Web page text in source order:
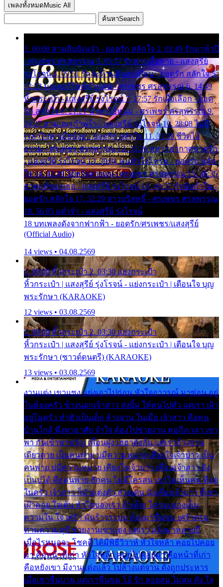
เพลงทั้งหมด Music All
ค้นหาSearch
1. 00:00 สามสิบยังแจ๋ว - ยอดรัก สลักใจ 2. 02:49 รักมาห้าปี
- ศรเพชร ศรสุพรรณ 3. 05:57 รักสาวเสื้อลาย - แสงสุรีย์
รุ่งโรจน์ 4. 09:51 รักสะท้านดินสะเทือน - ยอดรัก สลักใจ 5.
12:23 มอเตอร์ไซค์ทำหล่น - ศรเพชร ศรสุพรรณ 6. 14:49
หิ้วกระเป๋า - แสงสุรีย์ รุ่งโรจน์ 7. 17:57 รักเผื่อเลือก - ยอด
รัก สลักใจ 8. 21:21 น้ำตาไอ้หนุ่ม - ศรเพชร ศรสุพรรณ 9.
24:27 สามเณรกำพร้า - แสงสุรีย์ รุ่งโรจน์ 10. 28:08 ไม่มี
เวลาไปหาเมียน้อย - ยอดรัก สลักใจ 11. 31:29 ชีวิตไอ้
ธรรม - ศรเพชร ศรสุพรรณ 12. 35:26 ทหารอากาศขาดรัก
- แสงสุรีย์ รุ่งโรจน์ 13. 39:01 คนหัวใจโทรม - ยอดรัก สลัก
ใจ 14. 42:49 ไอ้หวังตายแน่ - ศรเพชร ศรสุพรรณ 15. 46:35
ธาตุแท้ของเธอ - แสงสุรีย์ รุ่งโรจน์ 16. 49:57 กำนันกำใน -
ยอดรัก สลักใจ 17. 52:29 สาวบริสุทธิ์ - ศรเพชร ศรสุพรรณ
18. 56:05 แต๋วจ๋า - แสงสุรีย์ รุ่งโรจน์
18 บทเพลงดังจากฟากฟ้า - ยอดรัก/ศรเพชร/แสงสุรีย์
(Official Audio)
14 views • 04.08.2569
1. 00:00 หิ้วกระเป๋า 2. 03:30 แย่งกระเป๋า
หิ้วกระเป๋า | แสงสุรีย์ รุ่งโรจน์ - แย่งกระเป๋า | เตือนใจ บุญ
พระรักษา (KARAOKE)
12 views • 03.08.2569
1. 00:00 หิ้วกระเป๋า 2. 03:30 แย่งกระเป๋า
หิ้วกระเป๋า | แสงสุรีย์ รุ่งโรจน์ - แย่งกระเป๋า | เตือนใจ บุญ
พระรักษา (ซาวด์ดนตรี) (KARAOKE)
13 views • 03.08.2569
งานแต่ง เขาแซง แย่งเอาไปก่อน หัวใจอาวรณ์ มาซ่อน อยู่
ในห้องครัว ข้างนอกเจ้าสาว ส่งยิ้ม ให้คนไปทั่ว แต่เรา เฝ้า
อยู่ในครัว ทำตัวเป็นเด็ก ล้างจาน ในเมื่อ เจ้าสาว คือคน
บ้านใกล้ พึ่งพาอาศัย จำใจ ต้องไปช่วยงาน พอถึงเวลา เขา
พา กันเข้าพาขวัญ เพื่อนฝูง เฮฮาดังลั่น แต่เราล้างจาน
เดียวดาย เป็นคนพ่าย บ่มีความหมาย เคียงใจเจ้าบ่าว เป็น
คนพ่าย บ่มีความหมาย เคียงใจเจ้าบ่าว เพื่อนเจ้าสาว ยัง
เป็นบ่ได้ คือคนพ่าย ฮักคน ไม่มีใครสน เขาไม่เห็นคน ที่อยู่
ในครัว เจ้าสาว ก็มัวแต่งตัว สวยเด่น นั่งเคียงเจ้าบ่าว ที่เขา
เฝ้าคอย ใจเต้น หัวใจของเรา ลำเค็ญ ใครจะมองเห็น
ความใน ใจ เศร้า มันร้าวระบม ต้องมาขื่นขม เศร้าตรม
ท่ามความสุขี ช่วยงานเขาแต่ง แต่เรา แล้งมาหลายปี
เมื่อไรหนอจะ โชคดี ได้มีพิธีวิวาห์ หัวใจหล้า คอยไปคอย
มา คือหน้าที่เก่า หัวใจหล้า คอยไปคอยมา คือหน้าที่เก่า
คือหยังเขา มีงานแต่งแล้ว ไปล้างแต่จาน ดั่งถูกประหาร
เมื่อเขาชื่นบาน แต่เราขื่นขม โอ้ รัก ลอยลม ไม่สม ดัง ใจ